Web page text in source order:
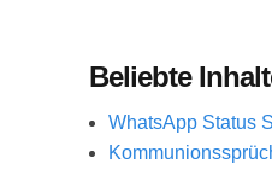
Beliebte
WhatsApp Status